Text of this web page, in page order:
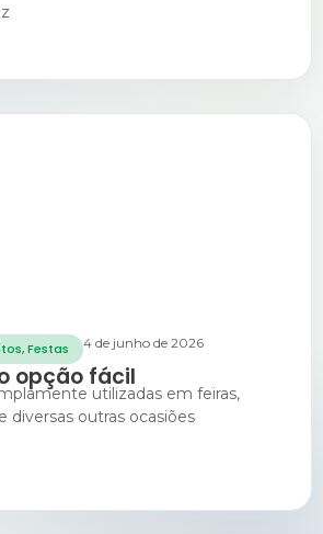
,Festas 4 de junho de 2026
opção fácil
utilizadas em feiras,
diversas outras ocasiões